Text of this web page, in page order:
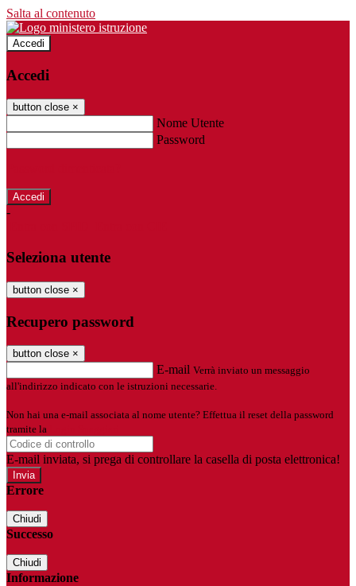
Salta al contenuto
Accedi
Accedi
button close ×
Nome Utente
Password
-
Seleziona utente
button close ×
Recupero password
button close ×
E-mail Verrà inviato un messaggio
all'indirizzo indicato con le istruzioni necessarie.
Non hai una e-mail associata al nome utente? Effettua il reset della password
tramite la
E-mail inviata, si prega di controllare la casella di posta elettronica!
Errore
Chiudi
Successo
Chiudi
Informazione